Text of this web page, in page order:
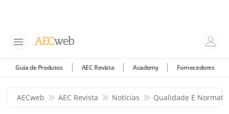
Guia de Produtos AEC Revista Academy Fornecedores
AECweb AEC Revista Notícias Qualidade E